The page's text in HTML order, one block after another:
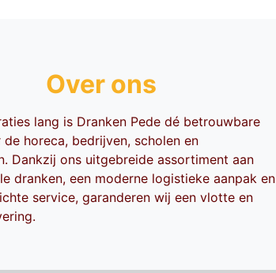
Over ons
lang is Dranken Pede dé betrouwbare
horeca, bedrijven, scholen en
Dankzij ons uitgebreide assortiment aan
dranken, een moderne logistieke aanpak en
service, garanderen wij een vlotte en